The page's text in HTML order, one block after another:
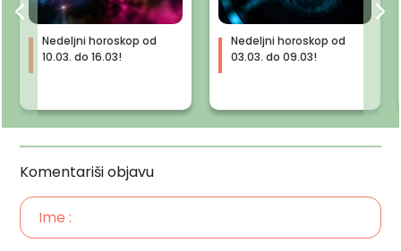
Nedeljni horoskop od
10.03. do 16.03!
Nedeljni horoskop od
03.03. do 09.03!
Komentariši objavu